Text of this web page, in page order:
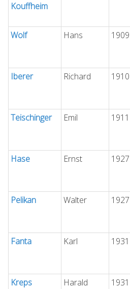
Kouffheim
Wolf
Hans 1909
Iberer
Richard 1910
Teischinger
Emil 1911
Hase
Ernst 1927
Pelikan
Walter 1927
Fanta
Karl 1931
Kreps
Harald 1931